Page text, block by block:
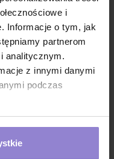
i
Informacje o tym, jak
partnerom
analitycznym.
z innymi danymi
podczas
higieniczny na rolce
x 50cm niebieski
54g MedixPro
zł
8%VAT
36.95 zł brutto
DO KOSZYKA